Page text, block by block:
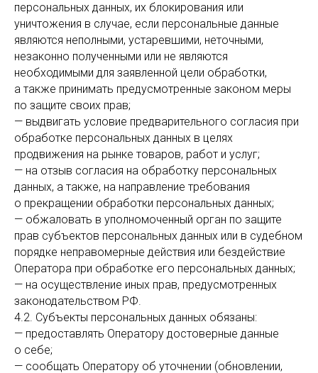
персональных данных, их блокирования или
уничтожения в случае, если персональные данные
являются неполными, устаревшими, неточными,
незаконно полученными или не являются
необходимыми для заявленной цели обработки,
а также принимать предусмотренные законом меры
по защите своих прав;
— выдвигать условие предварительного согласия при
обработке персональных данных в целях
продвижения на рынке товаров, работ и услуг;
— на отзыв согласия на обработку персональных
данных, а также, на направление требования
о прекращении обработки персональных данных;
— обжаловать в уполномоченный орган по защите
прав субъектов персональных данных или в судебном
порядке неправомерные действия или бездействие
Оператора при обработке его персональных данных;
— на осуществление иных прав, предусмотренных
законодательством РФ.
4.2. Субъекты персональных данных обязаны:
— предоставлять Оператору достоверные данные
о себе;
— сообщать Оператору об уточнении (обновлении,